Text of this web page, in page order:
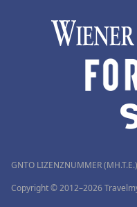
GNTO LIZENZNUMMER
Copyright © 2012–2026